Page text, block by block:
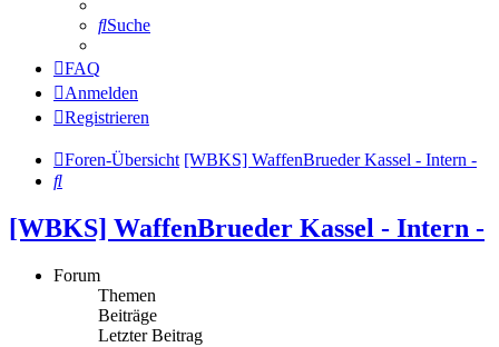
Suche
FAQ
Anmelden
Registrieren
Foren-Übersicht [WBKS] WaffenBrueder Kassel - Intern -
Suche
[WBKS] WaffenBrueder Kassel - Intern -
Forum
Themen
Beiträge
Letzter Beitrag